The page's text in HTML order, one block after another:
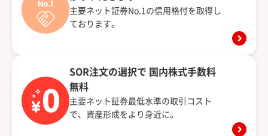
主要ネット証券No.1の信用格付を取得し
ております。
SOR注文の選択で 国内株式手数料
無料
主要ネット証券最低水準の取引コスト
で、資産形成をより身近に。